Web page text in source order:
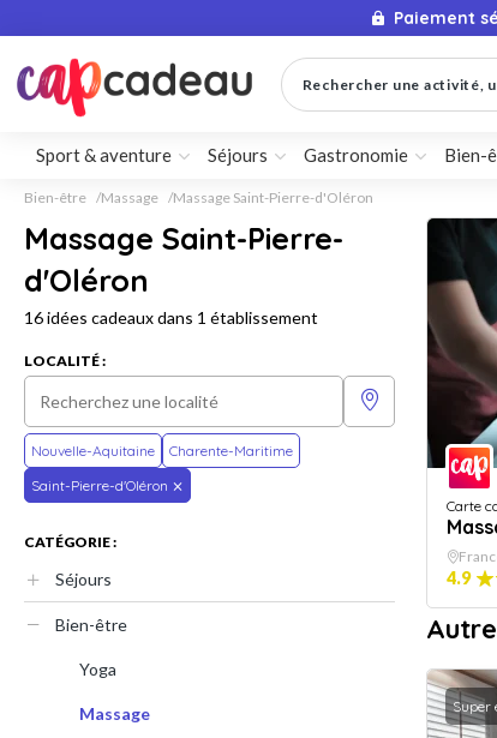
Paiement
Rechercher une activité,
Sport & aventure Séjours Gastronomie Bien-
Bien-être Massage Massage Saint-Pierre-d'Oléron
Massage Saint-Pierre-
d'Oléron
16 idées cadeaux dans 1 établissement
LOCALITÉ :
Nouvelle-Aquitaine
Charente-Maritime
Saint-Pierre-d'Oléron
CATÉGORIE :
Séjours
Bien-être
Yoga
Massage
Carte
4.9
Super